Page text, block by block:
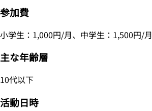
参加費
小学生：1,000円/月、中学生：1,500円/月
主な年齢層
10代以下
活動日時